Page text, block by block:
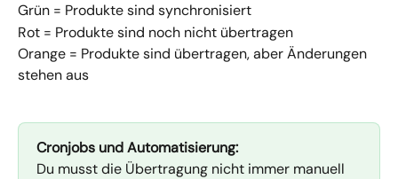
Grün = Produkte sind synchronisiert
Rot = Produkte sind noch nicht übertragen
Orange = Produkte sind übertragen, aber Änderungen
stehen aus
Cronjobs und Automatisierung:
Du musst die Übertragung nicht immer manuell